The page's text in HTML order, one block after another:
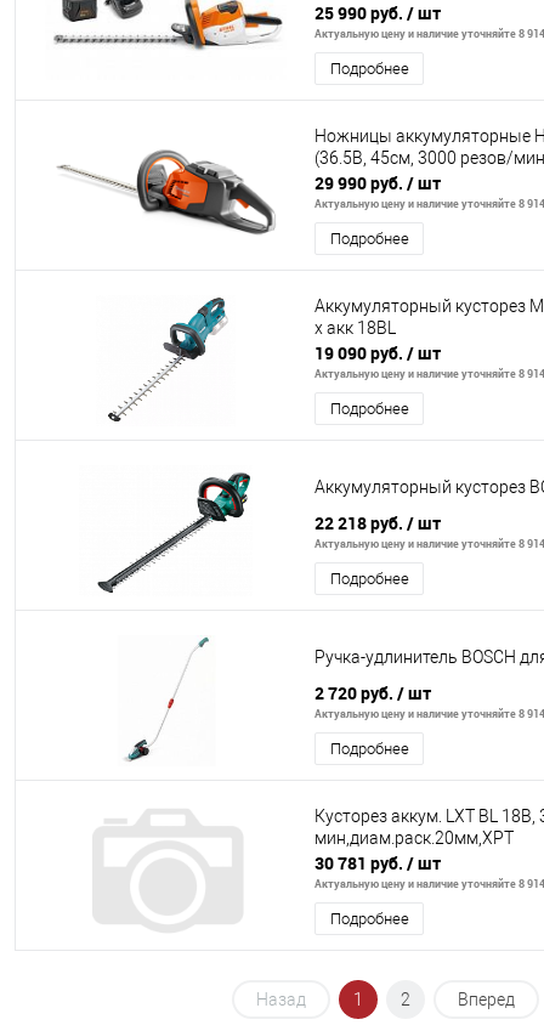
25 990 руб. / шт
Актуальную цену и наличие уточняйте 8
Подробнее
Ножницы аккумуляторные
(36.5В, 45см, 3000 резов/
29 990 руб. / шт
Актуальную цену и наличие уточняйте 8
Подробнее
Аккумуляторный кусторез
х акк 18ВL
19 090 руб. / шт
Актуальную цену и наличие уточняйте 8
Подробнее
Аккумуляторный кусторез
22 218 руб. / шт
Актуальную цену и наличие уточняйте 8
Подробнее
Ручка-удлинитель BOSCH
2 720 руб. / шт
Актуальную цену и наличие уточняйте 8
Подробнее
Кусторез аккум. LXT BL
мин,диам.раск.20мм,XPT
30 781 руб. / шт
Актуальную цену и наличие уточняйте 8
Подробнее
Назад 1 2 Вперед